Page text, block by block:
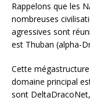
Rappelons que les
nombreuses
agressives sont
est Thuban (alpha-
Cette
domaine principal
sont